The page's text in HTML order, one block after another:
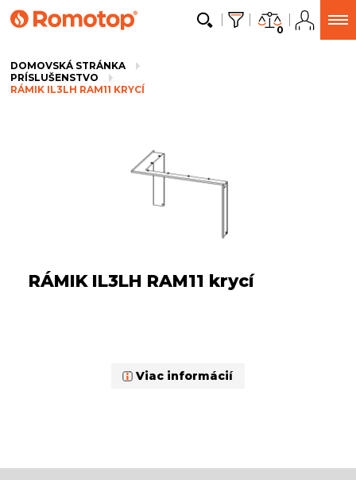
0
DOMOVSKÁ STRÁNKA
PRÍSLUŠENSTVO
RÁMIK IL3LH RAM11 KRYCÍ
RÁMIK IL3LH RAM11 krycí
Viac informácií